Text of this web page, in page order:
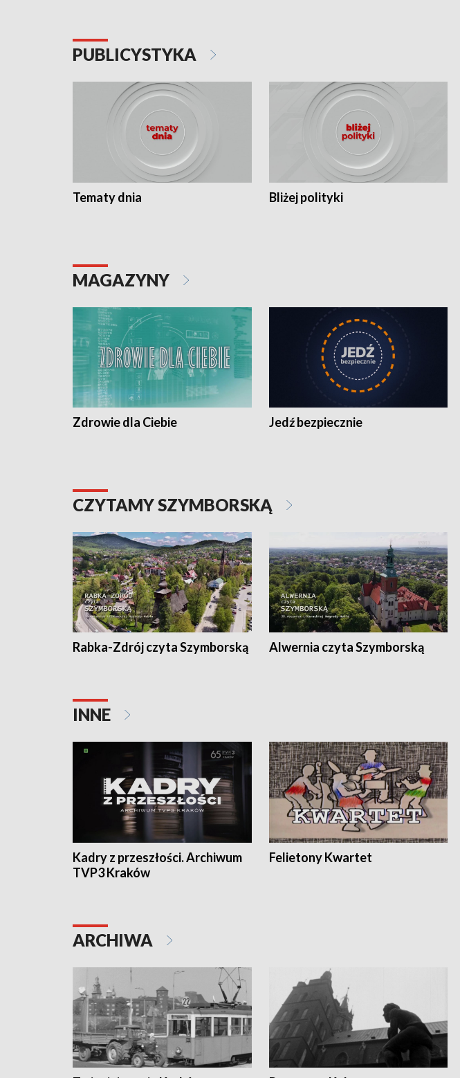
PUBLICYSTYKA
Tematy dnia Bliżej polityki
MAGAZYNY
Zdrowie dla Ciebie Jedź bezpiecznie
CZYTAMY SZYMBORSKĄ
Rabka-Zdrój czyta Szymborską Alwernia czyta Szymborską
INNE
Kadry z przeszłości. Archiwum
TVP3 Kraków
Felietony Kwartet
ARCHIWA